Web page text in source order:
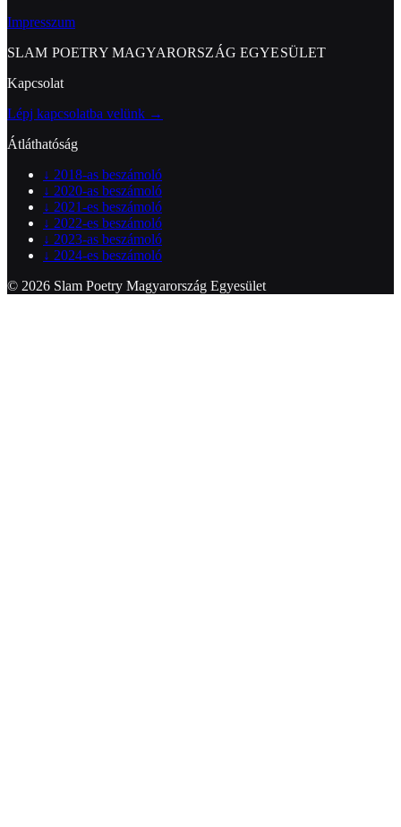
Impresszum
SLAM POETRY MAGYARORSZÁG EGYESÜLET
Kapcsolat
Lépj kapcsolatba velünk →
Átláthatóság
↓ 2018-as beszámoló
↓ 2020-as beszámoló
↓ 2021-es beszámoló
↓ 2022-es beszámoló
↓ 2023-as beszámoló
↓ 2024-es beszámoló
© 2026 Slam Poetry Magyarország Egyesület